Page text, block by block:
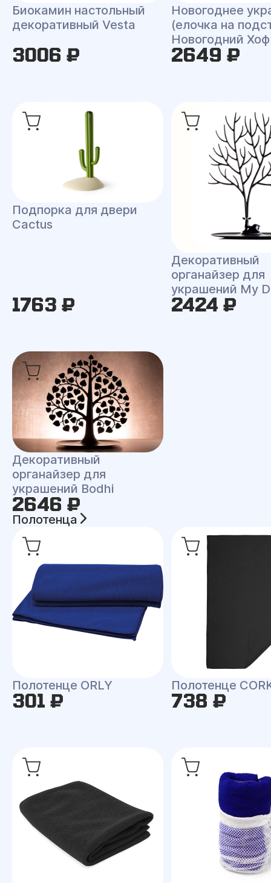
Биокамин настольный
декоративный Vesta
3006 ₽
Новогоднее
(елочка на
Новогодний Хоф
2649 ₽
Подпорка для двери
Cactus
1763 ₽
Декоративный
органайзер для
украшений My
2424 ₽
Декоративный
органайзер для
украшений Bodhi
2646 ₽
Полотенца
Полотенце ORLY
301 ₽
Полотенце
738 ₽